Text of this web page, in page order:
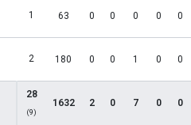
1 63 0 0 0 0 0
2 180 0 0 1 0 0
28
(9)
1632 2 0 7 0 0